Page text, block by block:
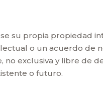
su propia propiedad
o un acuerdo de
exclusiva y libre de
o futuro.